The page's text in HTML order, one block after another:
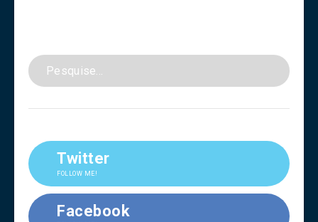
Twitter
FOLLOW ME!
Facebook